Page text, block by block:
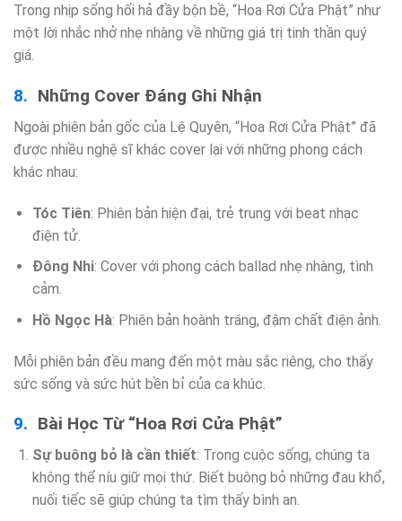
Trong nhịp sống hối hả đầy bộn bề, “Hoa Rơi Cửa Phật” như
một lời nhắc nhở nhẹ nhàng về những giá trị tinh thần quý
giá.
Những Cover Đáng Ghi Nhận
Ngoài phiên bản gốc của Lệ Quyên, “Hoa Rơi Cửa Phật” đã
được nhiều nghệ sĩ khác cover lại với những phong cách
khác nhau:
Tóc Tiên: Phiên bản hiện đại, trẻ trung với beat nhạc
điện tử.
Đông Nhi: Cover với phong cách ballad nhẹ nhàng, tình
cảm.
Hồ Ngọc Hà: Phiên bản hoành tráng, đậm chất điện ảnh.
Mỗi phiên bản đều mang đến một màu sắc riêng, cho thấy
sức sống và sức hút bền bỉ của ca khúc.
Bài Học Từ “Hoa Rơi Cửa Phật”
Sự buông bỏ là cần thiết: Trong cuộc sống, chúng ta
không thể níu giữ mọi thứ. Biết buông bỏ những đau khổ,
nuối tiếc sẽ giúp chúng ta tìm thấy bình an.